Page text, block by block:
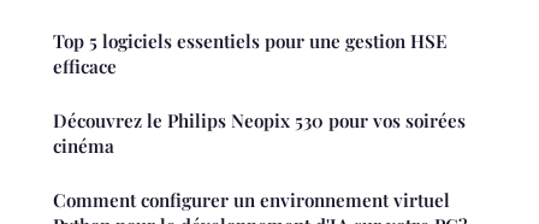
Top 5 logiciels essentiels pour une gestion HSE
efficace
Découvrez le Philips Neopix 530 pour vos soirées
cinéma
Comment configurer un environnement virtuel